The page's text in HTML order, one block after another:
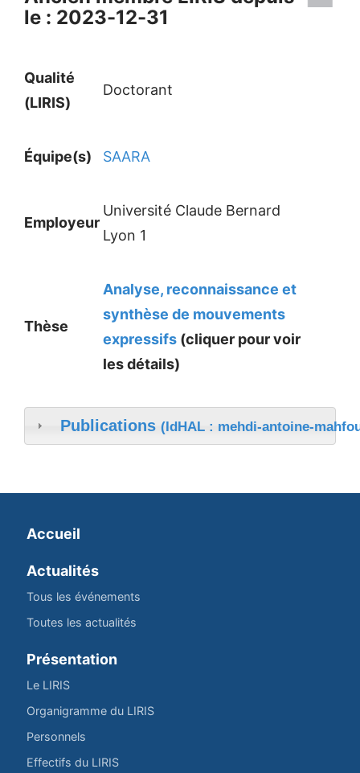
le : 2023-12-31
Qualité
(LIRIS)
Doctorant
Équipe(s) SAARA
Employeur
Université Claude Bernard
Lyon 1
Thèse
Analyse, reconnaissance et
synthèse de mouvements
expressifs (cliquer pour voir
les détails)
Publications (IdHAL : mehdi-antoine-
Accueil
Actualités
Tous les événements
Toutes les actualités
Présentation
Le LIRIS
Organigramme du LIRIS
Personnels
Effectifs du LIRIS